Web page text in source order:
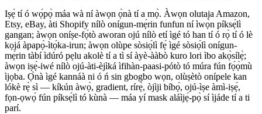
Iṣẹ́ tí ó wọ́pọ̀ máa wà ní àwọn ọ̀nà tí a mọ̀. Àwọn olutaja Amazon,
Etsy, eBay, àti Shopify nílò onígun-mẹ́rin funfun ní ìwọ̀n píksẹ́lì
gangan; àwọn oníṣe-fọ́tò aworan ojú nílò etí ìgé tó han tí ó rọ̀ tí ó lè
kọjá àpapọ̀-ìtọ́ka-irun; àwọn olùpe sòsiọ́lì fẹ́ ìgé sòsiọ́lì onígun-
mẹ́rin tàbí ìdúró pẹlu akolè tí a tì sí àyè-ààbò kuro lori ìbo akọ̀sílẹ̀;
àwọn iṣẹ́-iwé nílò ojú-àti-èjìká ìfihàn-paasi-pótò tó múra fún fọ́ọ̀mù
ìjọba. Ọ̀nà ìgé kannáà ni ó ń sin gbogbo wọn, olùṣètò onípele kan
lókè rẹ̀ sì — kíkún àwọ̀, gradient, rírẹ̀, òjìji bíbọ́, ojú-ìṣe àmì-iṣẹ́,
fọn-ọwọ́ fún píksẹ́lì tó kùnà — máa yí mask aláìjẹ́-pọ̀ sí ìjáde tí a ti
parí.